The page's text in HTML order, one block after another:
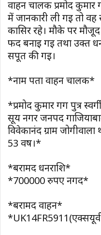
वाहन चालक प्रमोद
में जानकारी ली गई तो
कासिर रहे। मौके पर मौजूद
फर्द बनाई गई तथा उक्त
सपूर्त की गई।
*नाम पता वाहन चालक*
*प्रमोद कुमार गर्ग पुत्र
सूर्य नगर जनपद
विवेकानंद ग्राम
53 वर्ष।*
*बरामद धनराशि*
*700000 रुपए नगद*
*बरामद वाहन*